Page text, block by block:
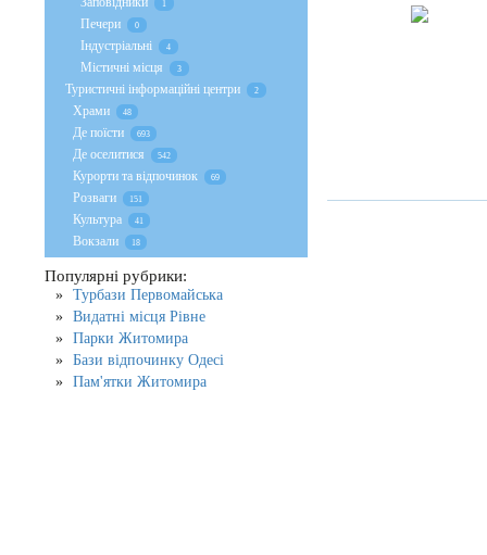
1
Печери 0
Індустріальні 4
Містичні місця 3
Туристичні інформаційні центри 2
Храми 48
Де поїсти 693
Де оселитися 542
Курорти та відпочинок 69
Розваги 151
Культура 41
Вокзали 18
Популярні рубрики:
Турбази Первомайська
Видатні місця Рівне
Парки Житомира
Бази відпочинку Одесі
Пам'ятки Житомира